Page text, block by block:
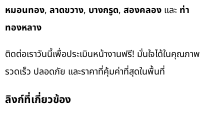
หมอนทอง, ลาดขวาง, บางกรูด, สองคลอง และ ท่า
ทองหลาง
ติดต่อเราวันนี้เพื่อประเมินหน้างานฟรี! มั่นใจได้ในคุณภาพ
รวดเร็ว ปลอดภัย และราคาที่คุ้มค่าที่สุดในพื้นที่
ลิงก์ที่เกี่ยวข้อง